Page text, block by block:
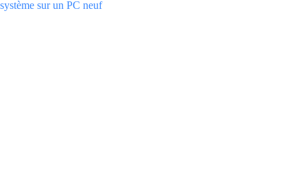
système sur un PC neuf